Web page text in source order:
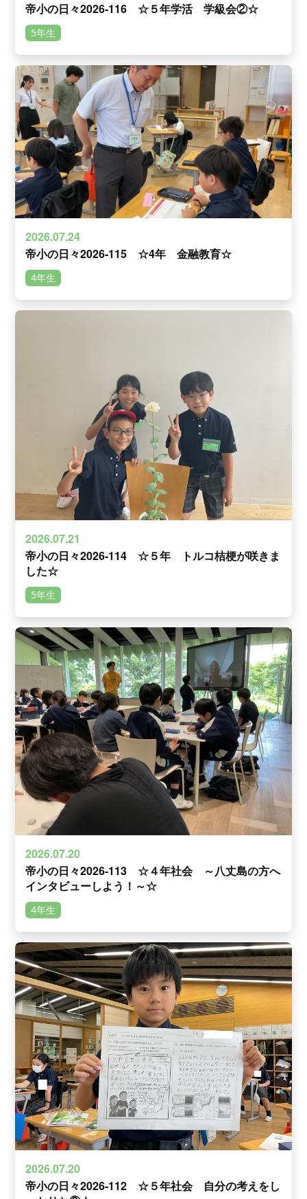
帝小の日々2026-116 ☆５年学活 学級会②☆
5年生
2026.07.24
帝小の日々2026-115 ☆4年 金融教育☆
4年生
2026.07.21
帝小の日々2026‐114 ☆５年 トルコ桔梗が咲きま
した☆
5年生
2026.07.20
帝小の日々2026-113 ☆４年社会 ～八丈島の方へ
インタビューしよう！～☆
4年生
2026.07.20
帝小の日々2026-112 ☆５年社会 自分の考えをし